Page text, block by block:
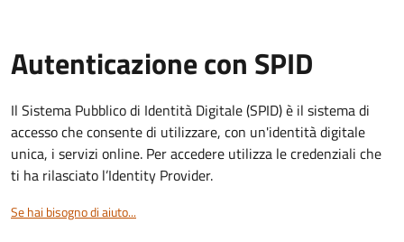
Autenticazione con SPID
Il Sistema Pubblico di Identità Digitale (SPID) è il sistema di
accesso che consente di utilizzare, con un'identità digitale
unica, i servizi online. Per accedere utilizza le credenziali che
ti ha rilasciato l’Identity Provider.
Se hai bisogno di aiuto...